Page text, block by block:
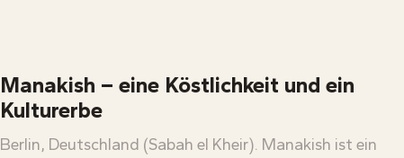
Manakish – eine Köstlichkeit und ein
Kulturerbe
Berlin, Deutschland (Sabah el Kheir). Manakish ist ein